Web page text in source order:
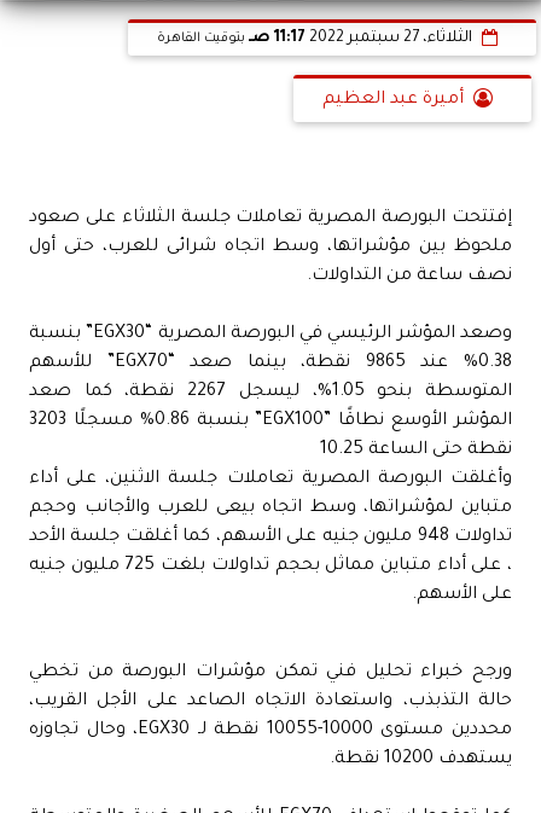
الثلاثاء، 27 سبتمبر 2022 11:17 صـ بتوقيت القاهرة
أميرة عبد العظيم
إفتتحت البورصة المصرية تعاملات جلسة الثلاثاء على صعود
ملحوظ بين مؤشراتها، وسط اتجاه شرائى للعرب، حتى أول
نصف ساعة من التداولات.
وصعد المؤشر الرئيسي في البورصة المصرية “EGX30” بنسبة
0.38% عند 9865 نقطة، بينما صعد “EGX70” للأسهم
المتوسطة بنحو 1.05%، ليسجل 2267 نقطة، كما صعد
المؤشر الأوسع نطاقًا ”EGX100” بنسبة 0.86% مسجلًا 3203
نقطة حتى الساعة 10.25
وأغلقت البورصة المصرية تعاملات جلسة الاثنين، على أداء
متباين لمؤشراتها، وسط اتجاه بيعى للعرب والأجانب وحجم
تداولات 948 مليون جنيه على الأسهم، كما أغلقت جلسة الأحد
، على أداء متباين مماثل بحجم تداولات بلغت 725 مليون جنيه
على الأسهم.
ورجح خبراء تحليل فني تمكن مؤشرات البورصة من تخطي
حالة التذبذب، واستعادة الاتجاه الصاعد على الأجل القريب،
محددين مستوى 10000-10055 نقطة لـ EGX30، وحال تجاوزه
يستهدف 10200 نقطة.